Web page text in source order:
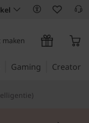
Gaming Creator